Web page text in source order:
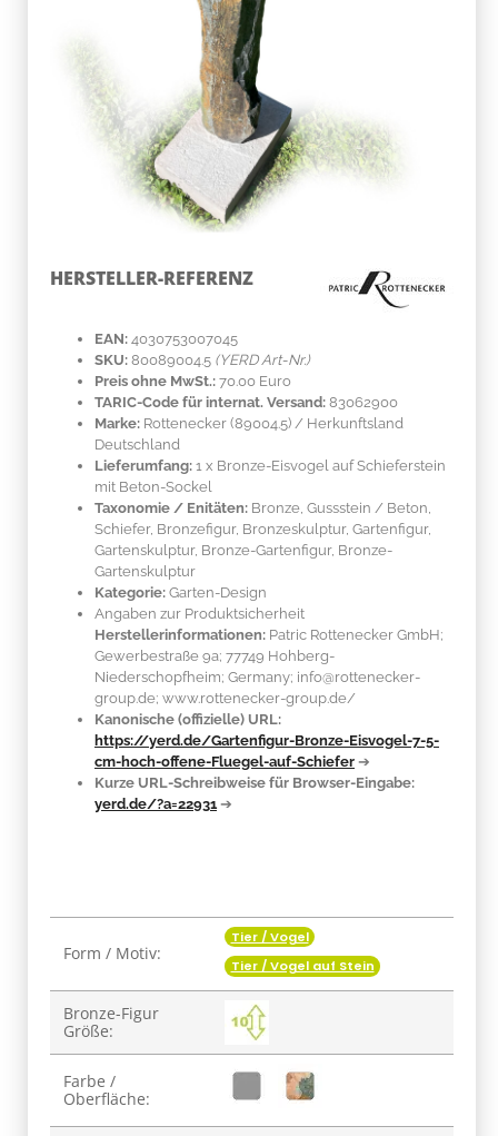
HERSTELLER-REFERENZ
EAN: 4030753007045
SKU: 80089004.5 (YERD Art-Nr.)
Preis ohne MwSt.: 70.00 Euro
TARIC-Code für internat. Versand: 83062900
Marke: Rottenecker (89004.5) / Herkunftsland
Deutschland
Lieferumfang: 1 x Bronze-Eisvogel auf Schieferstein
mit Beton-Sockel
Taxonomie / Enitäten: Bronze, Gussstein / Beton,
Schiefer, Bronzefigur, Bronzeskulptur, Gartenfigur,
Gartenskulptur, Bronze-Gartenfigur, Bronze-
Gartenskulptur
Kategorie: Garten-Design
Angaben zur Produktsicherheit
Herstellerinformationen: Patric Rottenecker GmbH;
Gewerbestraße 9a; 77749 Hohberg-
Niederschopfheim; Germany; info@rottenecker-
group.de; www.rottenecker-group.de/
Kanonische (offizielle) URL:
https://yerd.de/Gartenfigur-Bronze-Eisvogel-7-5-
cm-hoch-offene-Fluegel-auf-Schiefer ➔
Kurze URL-Schreibweise für Browser-Eingabe:
yerd.de/?a=22931 ➔
Produkteigenschaft
Form / Motiv:
Tier / Vogel
Tier / Vogel auf Stein
Bronze-Figur
Größe:
Farbe /
Oberfläche: